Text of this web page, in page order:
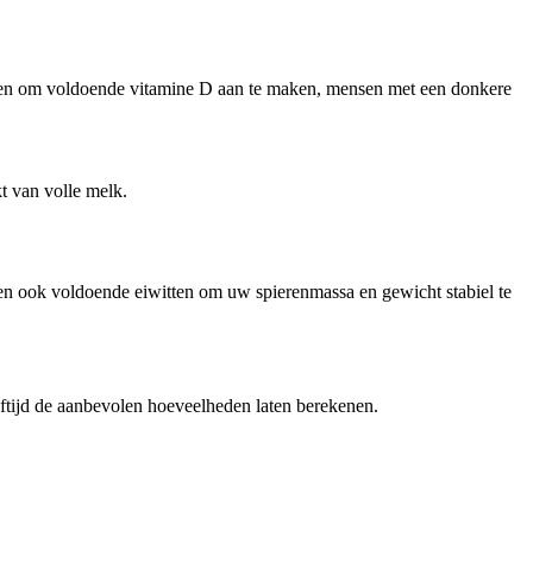
voldoende vitamine D aan te maken, mensen met een donkere
van volle melk.
ook voldoende eiwitten om uw spierenmassa en gewicht stabiel te
de aanbevolen hoeveelheden laten berekenen.